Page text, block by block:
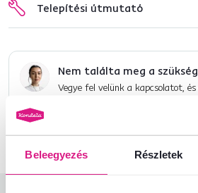
Beleegyezés Részletek
Telepítési útmutató
Nem találta meg a
Vegye fel velünk a kapcsolatot,